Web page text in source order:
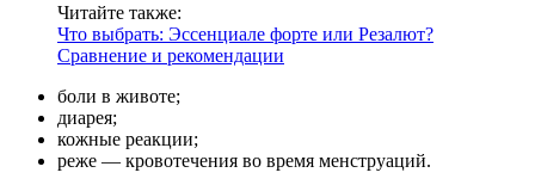
Читайте также:
Что выбрать: Эссенциале форте или Резалют?
Сравнение и рекомендации
боли в животе;
диарея;
кожные реакции;
реже — кровотечения во время менструаций.